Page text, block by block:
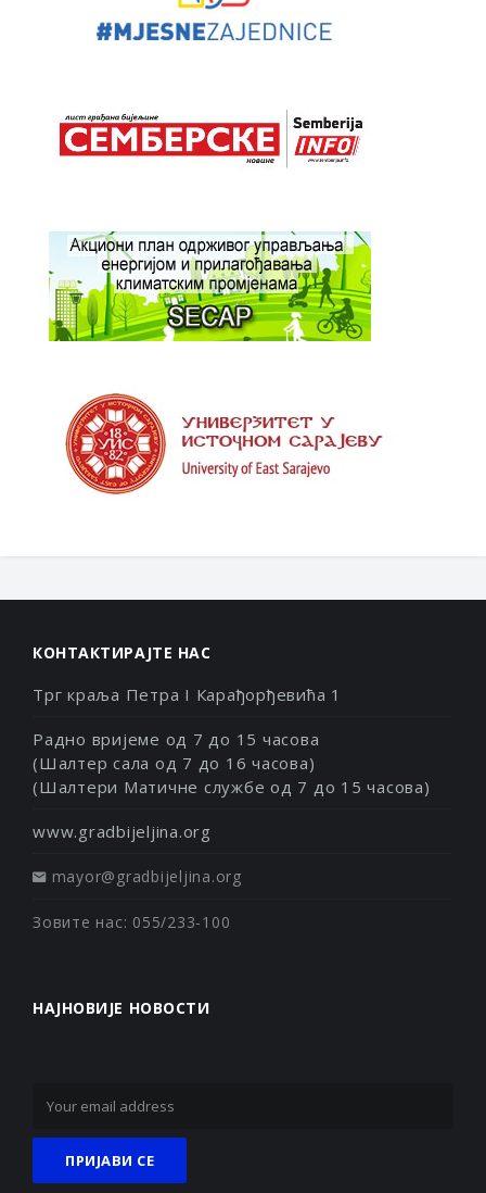
КОНТАКТИРАЈТЕ НАС
Трг краља Петра I Карађорђевића 1
Радно вријеме од 7 до 15 часова
(Шалтер сала од 7 до 16 часова)
(Шалтери Матичне службе од 7 до 15 часова)
www.gradbijeljina.org
mayor@gradbijeljina.org
Зовите нас: 055/233-100
НАЈНОВИЈЕ НОВОСТИ